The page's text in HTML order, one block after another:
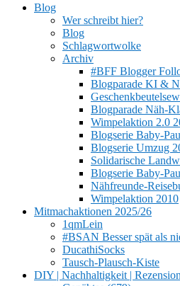
Blog
Wer schreibt hier?
Blog
Schlagwortwolke
Archiv
#BFF Blogger
Blogparade KI &
Blogparade Näh-
Wimpelaktion 2.0
Blogserie Baby-
Blogserie Umzug
Solidarische
Blogserie Baby-
Nähfreunde-
Wimpelaktion 2010
Mitmachaktionen 2025/26
1qmLein
#BSAN Besser spät als
DucathiSocks
Tausch-Plausch-Kiste
DIY | Nachhaltigkeit |